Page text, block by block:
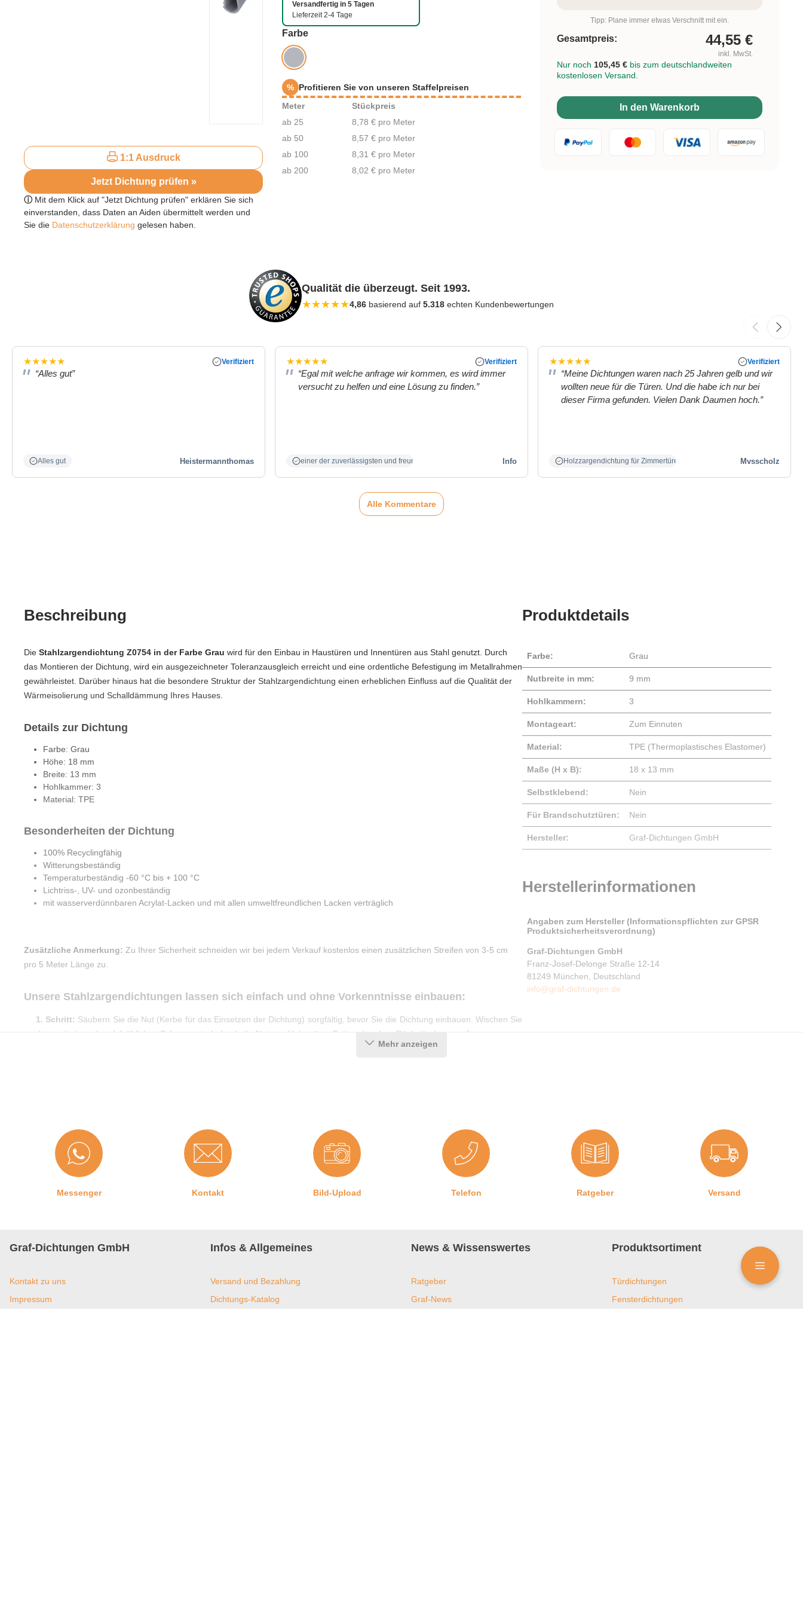
1:1 Ausdruck
Jetzt Dichtung prüfen »
ⓘ Mit dem Klick auf "Jetzt Dichtung prüfen" erklären Sie sich
einverstanden, dass Daten an Aiden übermittelt werden und
Sie die Datenschutzerklärung gelesen haben.
Versandfertig in 5 Tagen
Lieferzeit 2-4 Tage
Farbeauswählen
% Profitieren Sie von unseren Staffelpreisen
Meter
Stückpreis
ab 25
8,78 € pro Meter
ab 50
8,57 € pro Meter
ab 100
8,31 € pro Meter
ab 200
8,02 € pro Meter
Tipp: Plane immer etwas Verschnitt mit ein.
Gesamtpreis: 44,55 €
inkl. MwSt.
Nur noch 105,45 € bis zum deutschlandweiten
kostenlosen Versand.
In den Warenkorb
Qualität die überzeugt. Seit 1993.
★★★★★4,86 basierend auf 5.318 echten Kundenbewertungen
★★★★★ Verifiziert
“Alles gut”
Alles gut Heistermannthomas
★★★★★ Verifiziert
“Egal mit welche anfrage wir kommen, es wird immer
versucht zu helfen und eine Lösung zu finden.”
einer der zuverlässigsten und freundlichsten Partner Info
★★★★★ Verifiziert
“Meine Dichtungen waren nach 25 Jahren gelb und wir
wollten neue für die Türen. Und die habe ich nur bei
dieser Firma gefunden. Vielen Dank Daumen hoch.”
Holzzargendichtung für Zimmertüren weiß. Mvsscholz
Alle Kommentare
Beschreibung
Die Stahlzargendichtung Z0754 in der Farbe Grau wird für den Einbau in Haustüren und Innentüren aus Stahl genutzt. Durch
das Montieren der Dichtung, wird ein ausgezeichneter Toleranzausgleich erreicht und eine ordentliche Befestigung im Metallrahmen
gewährleistet. Darüber hinaus hat die besondere Struktur der Stahlzargendichtung einen erheblichen Einfluss auf die Qualität der
Wärmeisolierung und Schalldämmung Ihres Hauses.
Details zur Dichtung
Farbe: Grau
Höhe: 18 mm
Breite: 13 mm
Hohlkammer: 3
Material: TPE
Besonderheiten der Dichtung
100% Recyclingfähig
Witterungsbeständig
Temperaturbeständig -60 °C bis + 100 °C
Lichtriss-, UV- und ozonbeständig
mit wasserverdünnbaren Acrylat-Lacken und mit allen umweltfreundlichen Lacken verträglich
Zusätzliche Anmerkung: Zu Ihrer Sicherheit schneiden wir bei jedem Verkauf kostenlos einen zusätzlichen Streifen von 3-5 cm
pro 5 Meter Länge zu.
Unsere Stahlzargendichtungen lassen sich einfach und ohne Vorkenntnisse einbauen:
1. Schritt: Säubern Sie die Nut (Kerbe für das Einsetzen der Dichtung) sorgfältig, bevor Sie die Dichtung einbauen. Wischen Sie
dazu mit einem handelsüblichen Schwammtuch durch die Nut, um Holzspäne, Fett und andere Rückstände zu entfernen.
Nun können Sie die Dichtung vorsichtig in die Nut eindrücken. Achten Sie darauf, das Profil dabei nicht zu
Produktdetails
Farbe: Grau
Nutbreite in mm: 9 mm
Hohlkammern: 3
Montageart: Zum Einnuten
Material: TPE (Thermoplastisches Elastomer)
Maße (H x B): 18 x 13 mm
Selbstklebend: Nein
Für Brandschutztüren: Nein
Hersteller: Graf-Dichtungen GmbH
Herstellerinformationen
Angaben zum Hersteller (Informationspflichten zur GPSR
Produktsicherheitsverordnung)
Graf-Dichtungen GmbH
Franz-Josef-Delonge Straße 12-14
81249 München, Deutschland
info@graf-dichtungen.de
Mehr anzeigen
Messenger Kontakt Bild-Upload Telefon Ratgeber Versand
Graf-Dichtungen GmbH
Kontakt zu uns
Impressum
Infos & Allgemeines
Versand und Bezahlung
Dichtungs-Katalog
News & Wissenswertes
Ratgeber
Graf-News
Produktsortiment
Türdichtungen
Fensterdichtungen